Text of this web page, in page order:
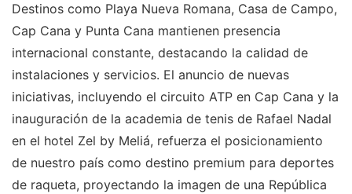
Destinos como Playa Nueva Romana, Casa de Campo,
Cap Cana y Punta Cana mantienen presencia
internacional constante, destacando la calidad de
instalaciones y servicios. El anuncio de nuevas
iniciativas, incluyendo el circuito ATP en Cap Cana y la
inauguración de la academia de tenis de Rafael Nadal
en el hotel Zel by Meliá, refuerza el posicionamiento
de nuestro país como destino premium para deportes
de raqueta, proyectando la imagen de una República